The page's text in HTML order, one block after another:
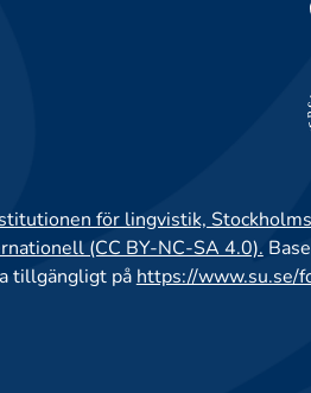
för lingvistik,
(CC BY-NC-SA 4.0).
tillgängligt på https://www.su.se/